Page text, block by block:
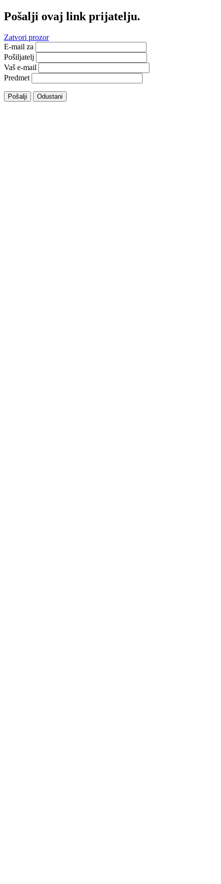
Pošalji ovaj link prijatelju.
Zatvori prozor
E-mail za
Pošiljatelj
Vaš e-mail
Predmet
Pošalji Odustani